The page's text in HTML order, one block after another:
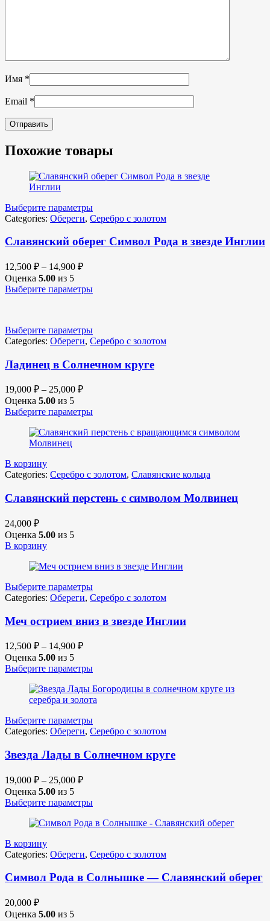
Имя *
Email *
Похожие товары
Выберите параметры
Categories: Обереги, Серебро с золотом
Славянский оберег Символ Рода в звезде Инглии
12,500 ₽ – 14,900 ₽
Оценка 5.00 из 5
Выберите параметры
Выберите параметры
Categories: Обереги, Серебро с золотом
Ладинец в Солнечном круге
19,000 ₽ – 25,000 ₽
Оценка 5.00 из 5
Выберите параметры
В корзину
Categories: Серебро с золотом, Славянские кольца
Славянский перстень с символом Молвинец
24,000 ₽
Оценка 5.00 из 5
В корзину
Выберите параметры
Categories: Обереги, Серебро с золотом
Меч острием вниз в звезде Инглии
12,500 ₽ – 14,900 ₽
Оценка 5.00 из 5
Выберите параметры
Выберите параметры
Categories: Обереги, Серебро с золотом
Звезда Лады в Солнечном круге
19,000 ₽ – 25,000 ₽
Оценка 5.00 из 5
Выберите параметры
В корзину
Categories: Обереги, Серебро с золотом
Символ Рода в Солнышке — Славянский оберег
20,000 ₽
Оценка 5.00 из 5